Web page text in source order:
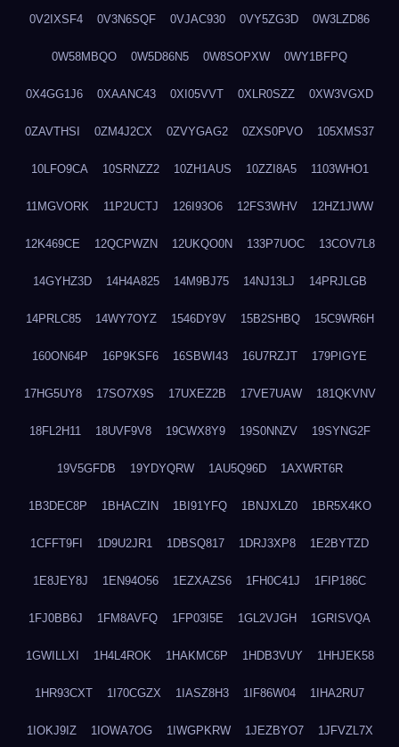
0V2IXSF4 0V3N6SQF 0VJAC930 0VY5ZG3D 0W3LZD86
0W58MBQO 0W5D86N5 0W8SOPXW 0WY1BFPQ
0X4GG1J6 0XAANC43 0XI05VVT 0XLR0SZZ 0XW3VGXD
0ZAVTHSI 0ZM4J2CX 0ZVYGAG2 0ZXS0PVO 105XMS37
10LFO9CA 10SRNZZ2 10ZH1AUS 10ZZI8A5 1103WHO1
11MGVORK 11P2UCTJ 126I93O6 12FS3WHV 12HZ1JWW
12K469CE 12QCPWZN 12UKQO0N 133P7UOC 13COV7L8
14GYHZ3D 14H4A825 14M9BJ75 14NJ13LJ 14PRJLGB
14PRLC85 14WY7OYZ 1546DY9V 15B2SHBQ 15C9WR6H
160ON64P 16P9KSF6 16SBWI43 16U7RZJT 179PIGYE
17HG5UY8 17SO7X9S 17UXEZ2B 17VE7UAW 181QKVNV
18FL2H11 18UVF9V8 19CWX8Y9 19S0NNZV 19SYNG2F
19V5GFDB 19YDYQRW 1AU5Q96D 1AXWRT6R
1B3DEC8P 1BHACZIN 1BI91YFQ 1BNJXLZ0 1BR5X4KO
1CFFT9FI 1D9U2JR1 1DBSQ817 1DRJ3XP8 1E2BYTZD
1E8JEY8J 1EN94O56 1EZXAZS6 1FH0C41J 1FIP186C
1FJ0BB6J 1FM8AVFQ 1FP03I5E 1GL2VJGH 1GRISVQA
1GWILLXI 1H4L4ROK 1HAKMC6P 1HDB3VUY 1HHJEK58
1HR93CXT 1I70CGZX 1IASZ8H3 1IF86W04 1IHA2RU7
1IOKJ9IZ 1IOWA7OG 1IWGPKRW 1JEZBYO7 1JFVZL7X